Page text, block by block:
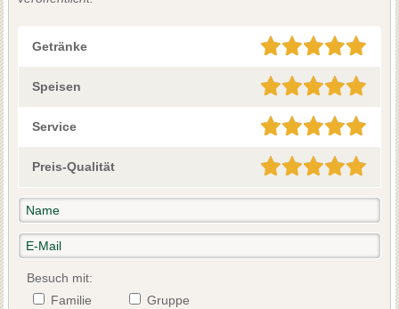
Getränke
Speisen
Service
Preis-Qualität
Besuch mit:
Familie
Gruppe